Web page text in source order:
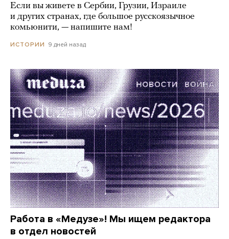
Если вы живете в Сербии, Грузии, Израиле
и других странах, где большое русскоязычное
комьюнити, — напишите нам!
ИСТОРИИ 9 дней назад
Работа в «Медузе»! Мы ищем редактора
в отдел новостей